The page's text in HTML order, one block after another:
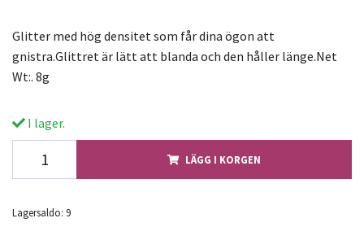
Glitter med hög densitet som får dina ögon att
gnistra.Glittret är lätt att blanda och den håller länge.Net
Wt:. 8g
I lager.
LÄGG I KORGEN
Lagersaldo: 9